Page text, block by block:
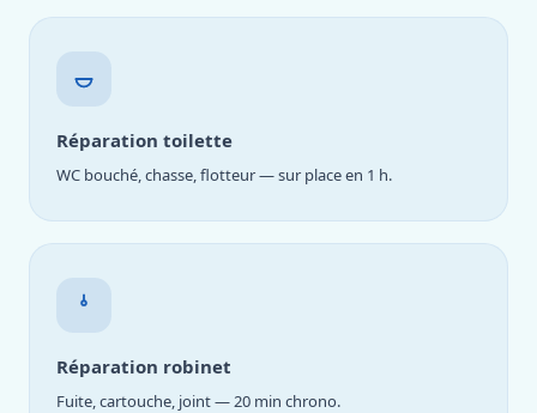
Réparation toilette
WC bouché, chasse, flotteur — sur place en 1 h.
Réparation robinet
Fuite, cartouche, joint — 20 min chrono.